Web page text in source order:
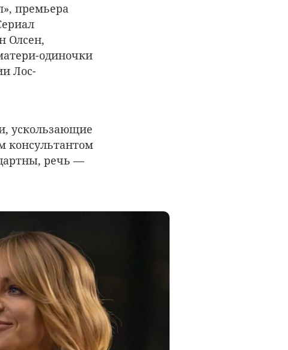
премьера
Олсен,
одиночки
Лос-
ускользающие
консультантом
речь —